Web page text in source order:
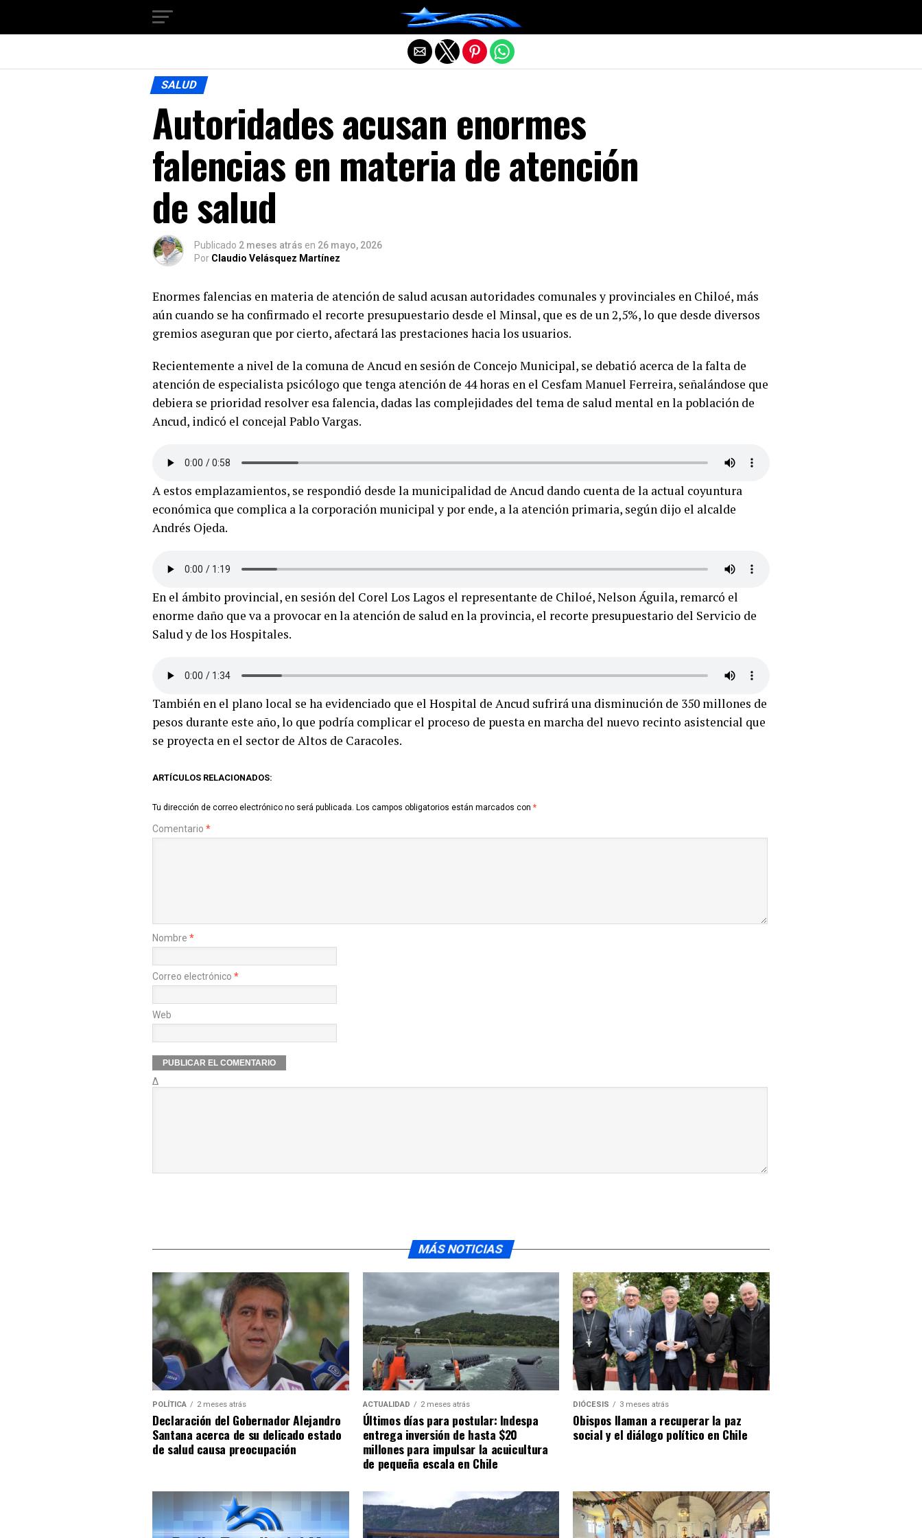
SALUD
Autoridades acusan enormes
falencias en materia de atención
de salud
Publicado 2 meses atrás en 26 mayo, 2026
Por Claudio Velásquez Martínez
Enormes falencias en materia de atención de salud acusan autoridades comunales y provinciales en Chiloé, más
aún cuando se ha confirmado el recorte presupuestario desde el Minsal, que es de un 2,5%, lo que desde diversos
gremios aseguran que por cierto, afectará las prestaciones hacia los usuarios.
Recientemente a nivel de la comuna de Ancud en sesión de Concejo Municipal, se debatió acerca de la falta de
atención de especialista psicólogo que tenga atención de 44 horas en el Cesfam Manuel Ferreira, señalándose que
debiera se prioridad resolver esa falencia, dadas las complejidades del tema de salud mental en la población de
Ancud, indicó el concejal Pablo Vargas.
A estos emplazamientos, se respondió desde la municipalidad de Ancud dando cuenta de la actual coyuntura
económica que complica a la corporación municipal y por ende, a la atención primaria, según dijo el alcalde
Andrés Ojeda.
En el ámbito provincial, en sesión del Corel Los Lagos el representante de Chiloé, Nelson Águila, remarcó el
enorme daño que va a provocar en la atención de salud en la provincia, el recorte presupuestario del Servicio de
Salud y de los Hospitales.
También en el plano local se ha evidenciado que el Hospital de Ancud sufrirá una disminución de 350 millones de
pesos durante este año, lo que podría complicar el proceso de puesta en marcha del nuevo recinto asistencial que
se proyecta en el sector de Altos de Caracoles.
ARTÍCULOS RELACIONADOS:
Tu dirección de correo electrónico no será publicada. Los campos obligatorios están marcados con *
Comentario *
Nombre *
Correo electrónico *
Web
Δ
MÁS NOTICIAS
POLÍTICA 2 meses atrás
Declaración del Gobernador Alejandro
Santana acerca de su delicado estado
de salud causa preocupación
ACTUALIDAD 2 meses atrás
Últimos días para postular: Indespa
entrega inversión de hasta $20
millones para impulsar la acuicultura
de pequeña escala en Chile
DIÓCESIS 3 meses atrás
Obispos llaman a recuperar la paz
social y el diálogo político en Chile
Salir de la versión móvil